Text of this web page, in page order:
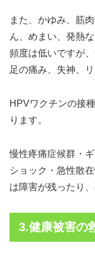
また、かゆみ、筋
ん、めまい、発熱
頻度は低いですが
足の痛み、失神、
HPVワクチンの接
ります。
慢性疼痛症候群・
ショック・急性散
は障害が残ったり
3.健康被害の